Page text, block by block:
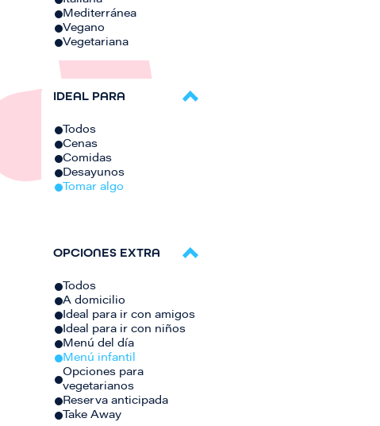
Mediterránea
Vegano
Vegetariana
IDEAL PARA
Todos
Cenas
Comidas
Desayunos
Tomar algo
OPCIONES EXTRA
Todos
A domicilio
Ideal para ir con amigos
Ideal para ir con niños
Menú del día
Menú infantil
Opciones para
vegetarianos
Reserva anticipada
Take Away